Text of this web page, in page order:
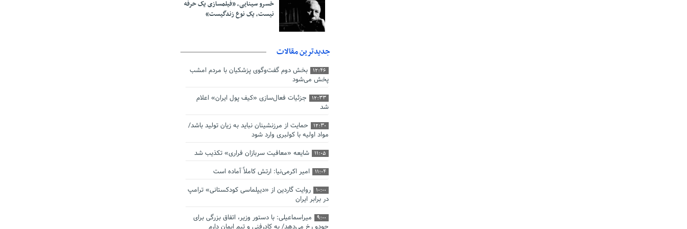
خسرو سینایی، «فیلمسازی یک حرفه
نیست، یک نوع زندگیست»
جدیدترین مقالات
12:46
بخش دوم گفت‌وگوی پزشکیان با مردم امشب
پخش می‌شود
12:33
جزئیات فعال‌سازی «کیف پول ایران» اعلام
شد
12:30
حمایت از مرزنشینان نباید به زیان تولید باشد/
مواد اولیه با کولبری وارد شود
11:05 شایعه «معافیت سربازان فراری» تکذیب شد
11:04 امیر اکرمی‌نیا: ارتش کاملاً آماده است
10:00
روایت گاردین از «دیپلماسی کودکستانی» ترامپ
در برابر ایران
9:00
میراسماعیلی: با دستور وزیر، اتفاق بزرگی برای